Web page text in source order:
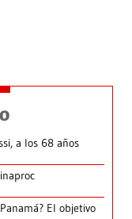
a los 68 años
El objetivo